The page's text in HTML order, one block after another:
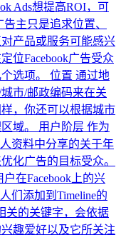
Ads想提高ROI，可
主只是追求位置、
产品或服务可能感兴
位Facebook广告受众
选项。 位置 通过地
市/邮政编码来在关
，你还可以根据城市
域。 用户阶层 作为
资料中分享的关于年
化广告的目标受众。
在Facebook上的兴
们添加到Timeline的
关的关键字，会依据
趣爱好以及它所关注